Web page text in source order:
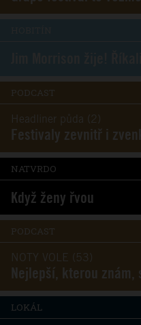
PODCAST
Headliner půda (2)
Festivaly zevnitř i
NATVRDO
Když ženy řvou
PODCAST
NOTY VOLE (53)
Nejlepší, kterou znám,
LOKÁL